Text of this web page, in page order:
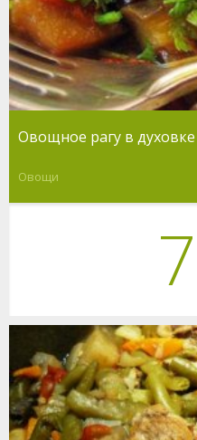
Овощное рагу в духовке
Овощи
7